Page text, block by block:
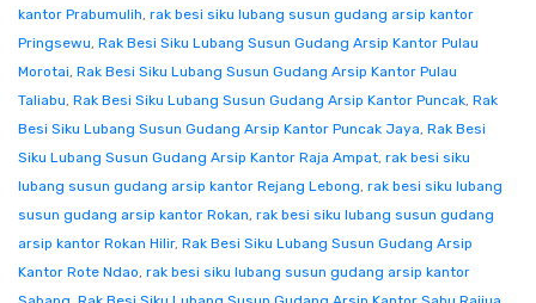
kantor Prabumulih, rak besi siku lubang susun gudang arsip kantor
Pringsewu, Rak Besi Siku Lubang Susun Gudang Arsip Kantor Pulau
Morotai, Rak Besi Siku Lubang Susun Gudang Arsip Kantor Pulau
Taliabu, Rak Besi Siku Lubang Susun Gudang Arsip Kantor Puncak, Rak
Besi Siku Lubang Susun Gudang Arsip Kantor Puncak Jaya, Rak Besi
Siku Lubang Susun Gudang Arsip Kantor Raja Ampat, rak besi siku
lubang susun gudang arsip kantor Rejang Lebong, rak besi siku lubang
susun gudang arsip kantor Rokan, rak besi siku lubang susun gudang
arsip kantor Rokan Hilir, Rak Besi Siku Lubang Susun Gudang Arsip
Kantor Rote Ndao, rak besi siku lubang susun gudang arsip kantor